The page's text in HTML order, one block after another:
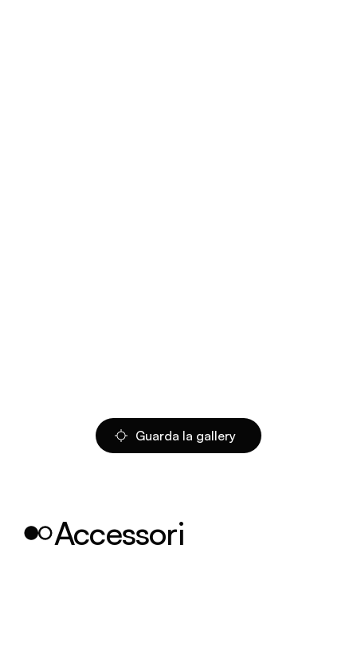
Guarda la gallery
Accessori